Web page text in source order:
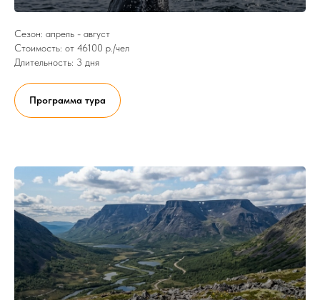
Сезон: апрель - август
Стоимость: от 46100 р./чел
Длительность: 3 дня
Программа тура